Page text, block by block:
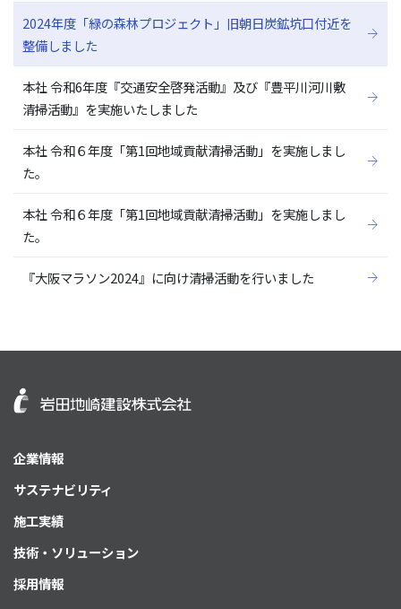
2024年度「緑の森林プロジェクト」旧朝日炭鉱坑口付近を
整備しました
本社 令和6年度『交通安全啓発活動』及び『豊平川河川敷
清掃活動』を実施いたしました
本社 令和６年度「第1回地域貢献清掃活動」を実施しまし
た。
本社 令和６年度「第1回地域貢献清掃活動」を実施しまし
た。
『大阪マラソン2024』に向け清掃活動を行いました
企業情報
サステナビリティ
施工実績
技術・ソリューション
採用情報